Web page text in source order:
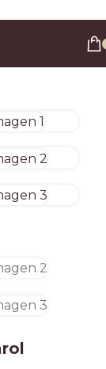
Correo Argentino (No
20%